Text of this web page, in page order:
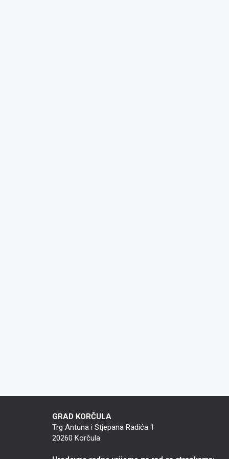
GRAD KORČULA
Trg Antuna i Stjepana Radića 1
20260 Korčula